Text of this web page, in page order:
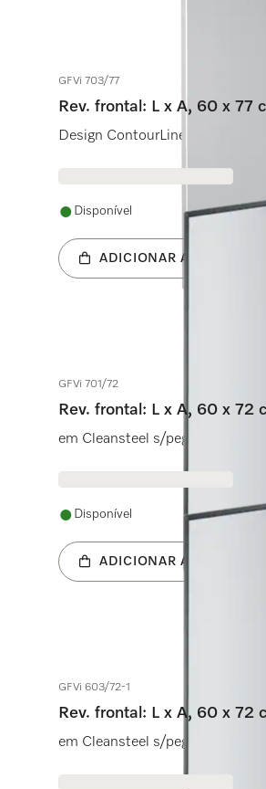
GFVi 703/77
Rev. frontal: L x A, 60 x 77
Design ContourLine para
Disponível
ADICIONAR AO
GFVi 701/72
Rev. frontal: L x A, 60 x 72
em Cleansteel s/pega e s/
Disponível
ADICIONAR AO
GFVi 603/72-1
Rev. frontal: L x A, 60 x 72
em Cleansteel s/pega e s/